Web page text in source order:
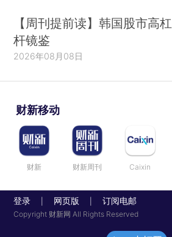
【周刊提前读】韩国股市高杠
杆镜鉴
2026年08月08日
财新移动
财新 财新周刊 Caixin
登录 网页版 订阅电邮
Copyright 财新网 All Rights Reserved